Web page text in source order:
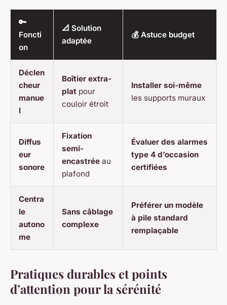
🔑
Foncti
on
📐 Solution
adaptée
💰 Astuce budget
Déclen
cheur
manue
l
Boîtier extra-
plat pour
couloir étroit
Installer soi-même
les supports muraux
Diffus
eur
sonore
Fixation
semi-
encastrée au
plafond
Évaluer des alarmes
type 4 d’occasion
certifiées
Centra
le
autono
me
Sans câblage
complexe
Préférer un modèle
à pile standard
remplaçable
Pratiques durables et points
d’attention pour la sérénité